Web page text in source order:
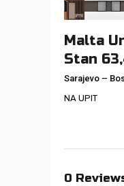
Malta
Stan
Sarajevo –
NA UPIT
0